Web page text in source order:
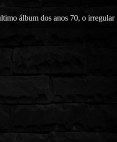
álbum dos anos 70, o